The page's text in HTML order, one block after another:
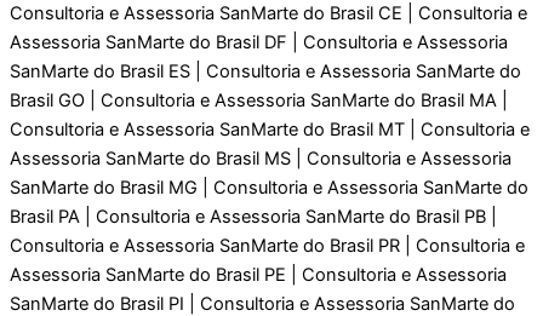
Consultoria e Assessoria SanMarte do Brasil CE | Consultoria e
Assessoria SanMarte do Brasil DF | Consultoria e Assessoria
SanMarte do Brasil ES | Consultoria e Assessoria SanMarte do
Brasil GO | Consultoria e Assessoria SanMarte do Brasil MA |
Consultoria e Assessoria SanMarte do Brasil MT | Consultoria e
Assessoria SanMarte do Brasil MS | Consultoria e Assessoria
SanMarte do Brasil MG | Consultoria e Assessoria SanMarte do
Brasil PA | Consultoria e Assessoria SanMarte do Brasil PB |
Consultoria e Assessoria SanMarte do Brasil PR | Consultoria e
Assessoria SanMarte do Brasil PE | Consultoria e Assessoria
SanMarte do Brasil PI | Consultoria e Assessoria SanMarte do